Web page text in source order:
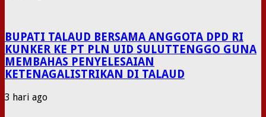
BUPATI TALAUD BERSAMA ANGGOTA DPD RI
KUNKER KE PT PLN UID SULUTTENGGO GUNA
MEMBAHAS PENYELESAIAN
KETENAGALISTRIKAN DI TALAUD
3 hari ago